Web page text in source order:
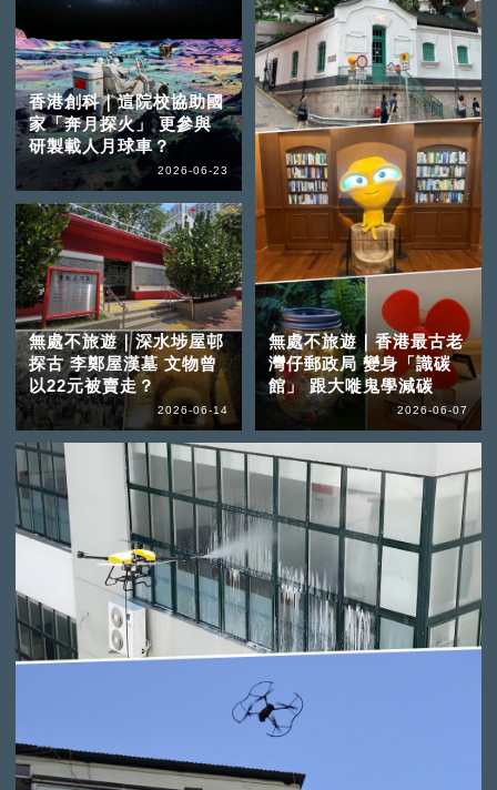
香港創科｜這院校協助國
家「奔月探火」 更參與
研製載人月球車？
2026-06-23
無處不旅遊｜深水埗屋邨
探古 李鄭屋漢墓 文物曾
以22元被賣走？
2026-06-14
無處不旅遊｜香港最古老
灣仔郵政局 變身「識碳
館」 跟大嘥鬼學減碳
2026-06-07